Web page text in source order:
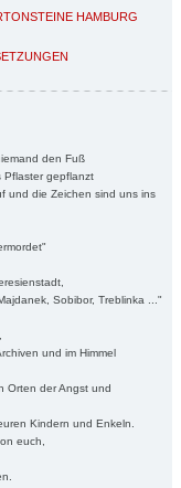
HAMBURG
den Fuß
Pflaster gepflanzt
und die Zeichen sind uns ins
Sobibor, Treblinka ..."
und im Himmel
Orten der Angst und
Kindern und Enkeln.
euch,